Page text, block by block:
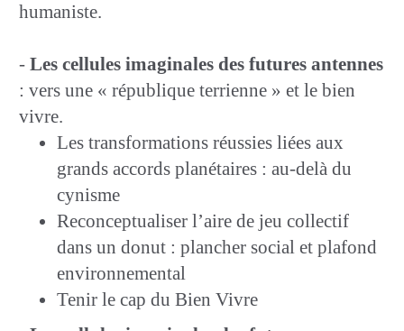
humaniste.
- Les cellules imaginales des futures antennes
: vers une « république terrienne » et le bien
vivre.
Les transformations réussies liées aux
grands accords planétaires : au-delà du
cynisme
Reconceptualiser l’aire de jeu collectif
dans un donut : plancher social et plafond
environnemental
Tenir le cap du Bien Vivre